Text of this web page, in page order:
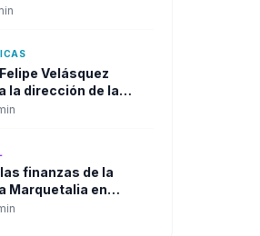
por más de 30
Velásquez
la dirección de la
finanzas de la
Marquetalia en
Ejército reporta